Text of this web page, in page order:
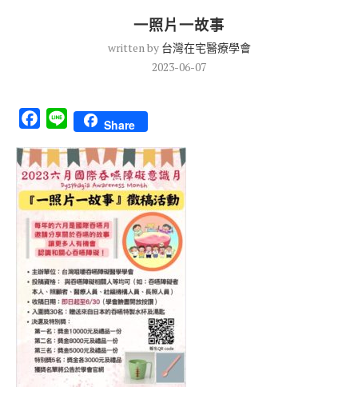
一照片一故事
written by 台灣在宅醫療學會
2023-06-07
Facebook
Line Share